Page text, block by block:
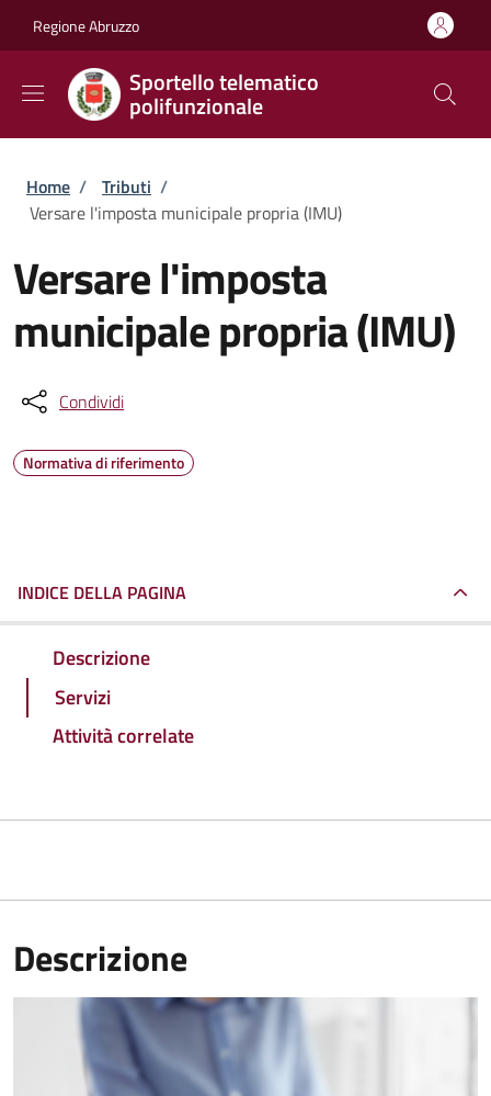
Regione Abruzzo
Sportello telematico
polifunzionale
Briciole di pane
Home / Tributi /
Versare l'imposta municipale propria (IMU)
Versare l'imposta
municipale propria (IMU)
Condividi
Normativa di riferimento
INDICE DELLA PAGINA
Descrizione
Servizi
Attività correlate
Descrizione